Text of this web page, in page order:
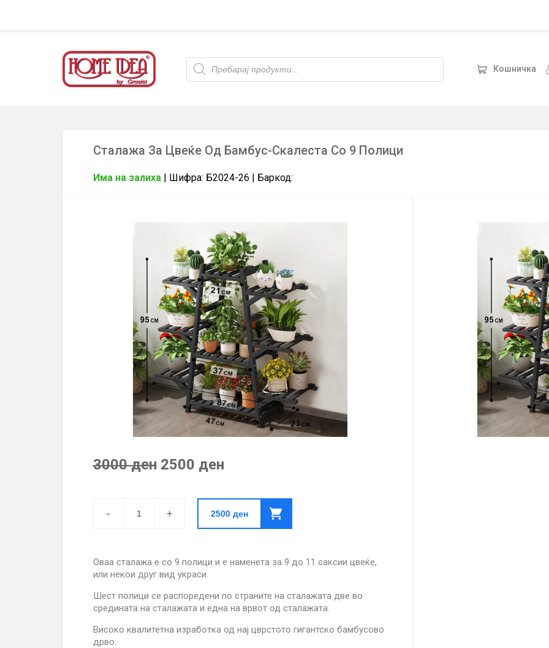
Products
search
Кошничка
Сталажа За Цвеќе Од Бамбус-Скалеста Со 9 Полици
Има на залиха| Шифра: Б2024-26 | Баркод:
3000 ден 2500 ден
-
Цвеќе
9
Полици
quantity
+ 2500ден
Оваа сталажа е со 9 полици и е наменета за 9 до 11 саксии цвеќе,
или некои друг вид украси.
Шест полици се распоредени по страните на сталажата две во
средината на сталажата и една на врвот од сталажата.
Високо квалитетна изработка од нај цврстото гигантско бамбусово
дрво.